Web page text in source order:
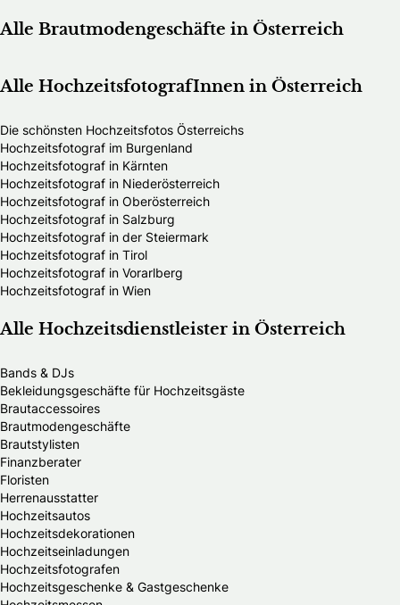
Alle Brautmodengeschäfte in Österreich
Alle HochzeitsfotografInnen in Österreich
Die schönsten Hochzeitsfotos Österreichs
Hochzeitsfotograf im Burgenland
Hochzeitsfotograf in Kärnten
Hochzeitsfotograf in Niederösterreich
Hochzeitsfotograf in Oberösterreich
Hochzeitsfotograf in Salzburg
Hochzeitsfotograf in der Steiermark
Hochzeitsfotograf in Tirol
Hochzeitsfotograf in Vorarlberg
Hochzeitsfotograf in Wien
Alle Hochzeitsdienstleister in Österreich
Bands & DJs
Bekleidungsgeschäfte für Hochzeitsgäste
Brautaccessoires
Brautmodengeschäfte
Brautstylisten
Finanzberater
Floristen
Herrenausstatter
Hochzeitsautos
Hochzeitsdekorationen
Hochzeitseinladungen
Hochzeitsfotografen
Hochzeitsgeschenke & Gastgeschenke